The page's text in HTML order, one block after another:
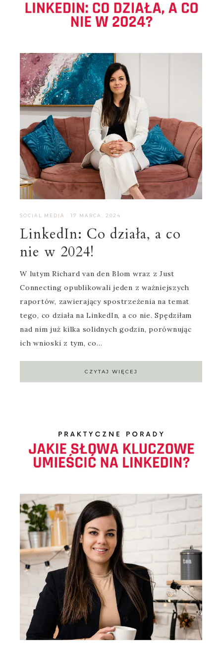
SOCIAL MEDIA · 17 MARCA, 2024
LinkedIn: Co działa, a co
nie w 2024!
W lutym Richard van den Blom wraz z Just
Connecting opublikowali jeden z ważniejszych
raportów, zawierający spostrzeżenia na temat
tego, co działa na LinkedIn, a co nie. Spędziłam
nad nim już kilka solidnych godzin, porównując
ich wnioski z tym, co…
CZYTAJ WIĘCEJ